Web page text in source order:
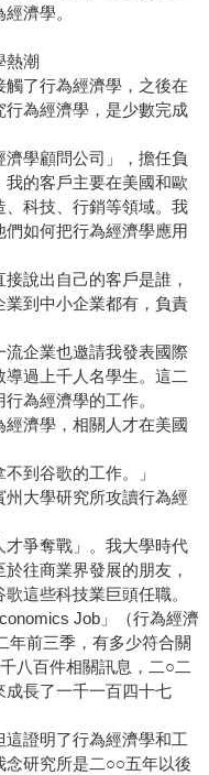
濟學。
熱潮
了行為經濟學，之後在
為經濟學，是少數完成
學顧問公司」，擔任負
的客戶主要在美國和歐
科技、行銷等領域。我
如何把行為經濟學應用
說出自己的客戶是誰，
到中小企業都有，負責
企業也邀請我發表國際
過上千人名學生。這二
為經濟學的工作。
濟學，相關人才在美國
到谷歌的工作。」
大學研究所攻讀行為經
爭奪戰」。我大學時代
往商業界發展的朋友，
這些科技業巨頭任職。
Job」（行為經濟
年前三季，有多少符合關
八百件相關訊息，二○二
成長了一千一百四十七
證明了行為經濟學和工
研究所是二○○五年以後